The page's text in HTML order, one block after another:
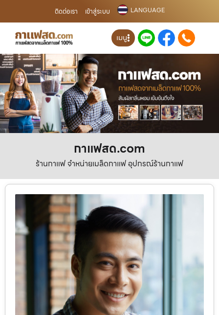
ติดต่อเรา เข้าสู่ระบบ LANGUAGE
เมนู
กาแฟสด.com
ร้านกาแฟ จำหน่ายเมล็ดกาแฟ อุปกรณ์ร้านกาแฟ